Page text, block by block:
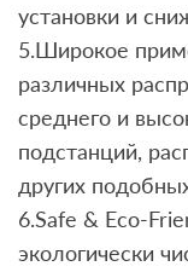
установки и
5.Широкое
различных
среднего и
подстанций,
других
6.Safe & Eco-
экологически